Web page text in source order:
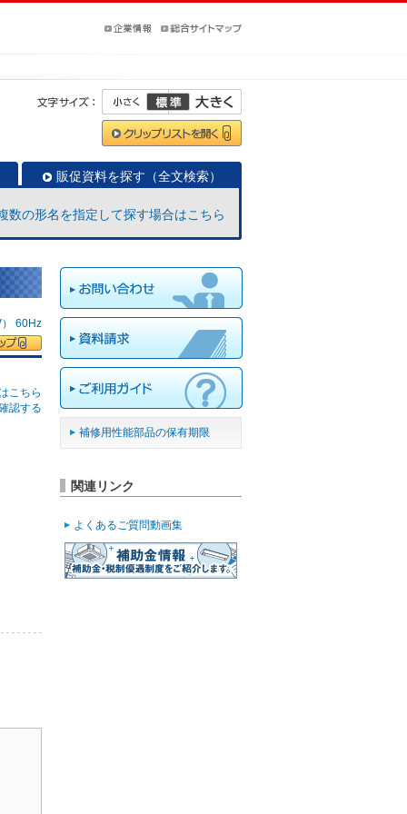
販促資料を探す（全文検索）
数の形名を指定して探す場合はこちら
60Hz
こちら
認する
補修用性能部品の保有期限
関連リンク
よくあるご質問動画集